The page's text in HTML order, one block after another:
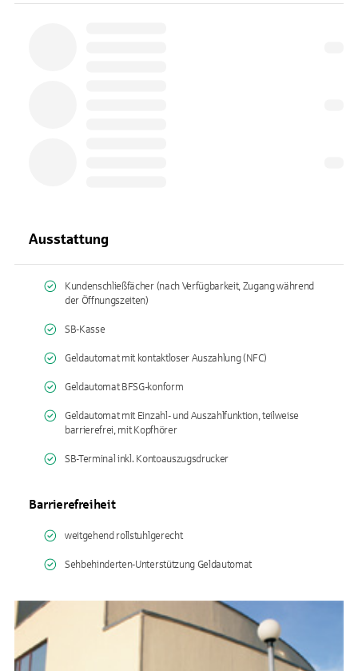
Ausstattung
Kundenschließfächer (nach Verfügbarkeit, Zugang während
der Öffnungszeiten)
SB-Kasse
Geldautomat mit kontaktloser Auszahlung (NFC)
Geldautomat BFSG-konform
Geldautomat mit Einzahl- und Auszahlfunktion, teilweise
barrierefrei, mit Kopfhörer
SB-Terminal inkl. Kontoauszugsdrucker
Barrierefreiheit
weitgehend rollstuhlgerecht
Sehbehinderten-Unterstützung Geldautomat